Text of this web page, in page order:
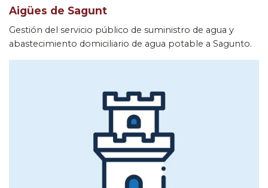
Aigües de Sagunt
Gestión del servicio público de suministro de agua y
abastecimiento domiciliario de agua potable a Sagunto.